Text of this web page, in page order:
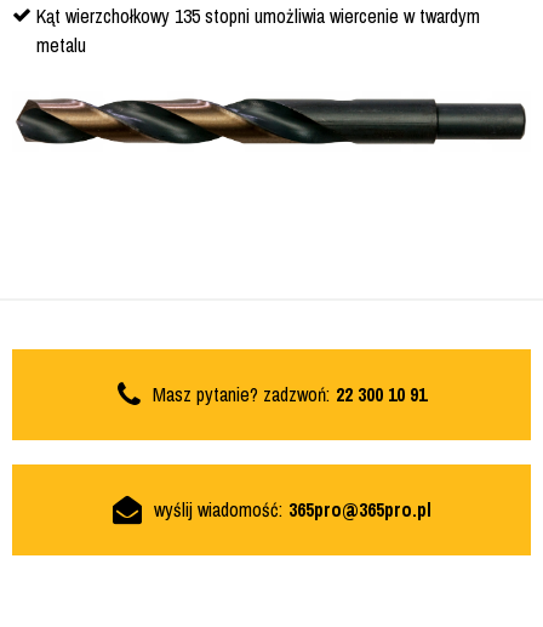
Kąt wierzchołkowy 135 stopni umożliwia wiercenie w twardym
metalu
Masz pytanie? zadzwoń: 22 300 10 91
wyślij wiadomość: 365pro@365pro.pl